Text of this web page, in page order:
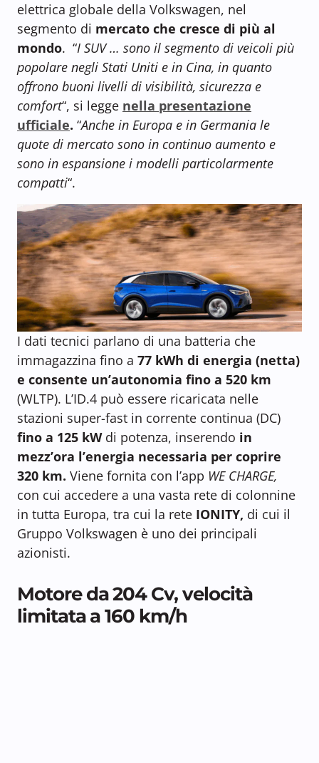
elettrica globale della Volkswagen, nel
segmento di mercato che cresce di più al
mondo. “I SUV … sono il segmento di veicoli più
popolare negli Stati Uniti e in Cina, in quanto
offrono buoni livelli di visibilità, sicurezza e
comfort“, si legge nella presentazione
ufficiale. “Anche in Europa e in Germania le
quote di mercato sono in continuo aumento e
sono in espansione i modelli particolarmente
compatti“.
I dati tecnici parlano di una batteria che
immagazzina fino a 77 kWh di energia (netta)
e consente un’autonomia fino a 520 km
(WLTP). L’ID.4 può essere ricaricata nelle
stazioni super-fast in corrente continua (DC)
fino a 125 kW di potenza, inserendo in
mezz’ora l’energia necessaria per coprire
320 km. Viene fornita con l’app WE CHARGE,
con cui accedere a una vasta rete di colonnine
in tutta Europa, tra cui la rete IONITY, di cui il
Gruppo Volkswagen è uno dei principali
azionisti.
Motore da 204 Cv, velocità
limitata a 160 km/h